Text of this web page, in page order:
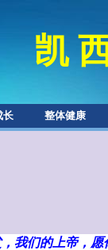
凯
长 整体健康
我们的上帝，